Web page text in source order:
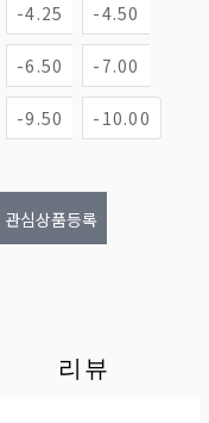
-4.25 -4.50
-6.50 -7.00
-9.50 -10.00
관심상품등록
리뷰